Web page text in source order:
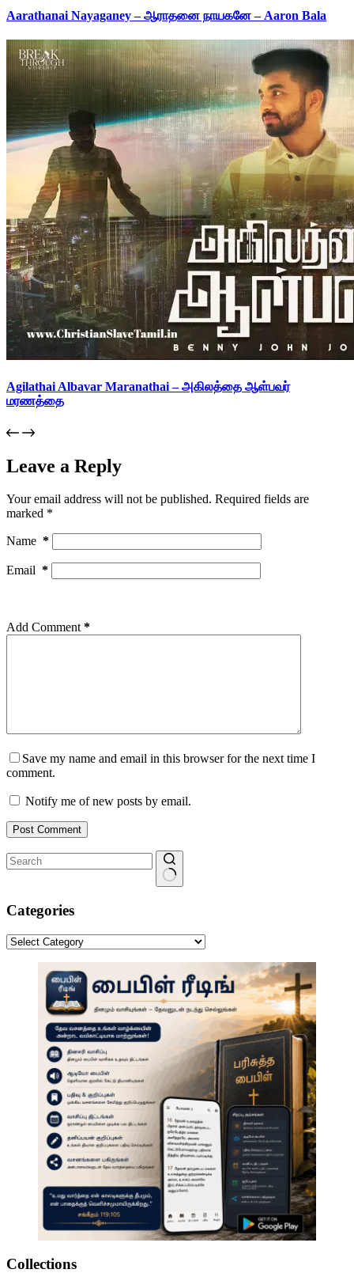
Aarathanai Nayaganey – ஆராதனை நாயகனே – Aaron Bala
Agilathai Albavar Maranathai – அகிலத்தை ஆள்பவர்
மரணத்தை
Leave a Reply
Your email address will not be published. Required fields are
marked *
Name *
Email *
Add Comment*
Save my name and email in this browser for the next time I
comment.
Notify me of new posts by email.
Post Comment
results
Categories
Categories
Collections